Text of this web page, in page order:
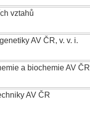
vztahů
AV ČR, v. v. i.
a biochemie AV ČR
AV ČR